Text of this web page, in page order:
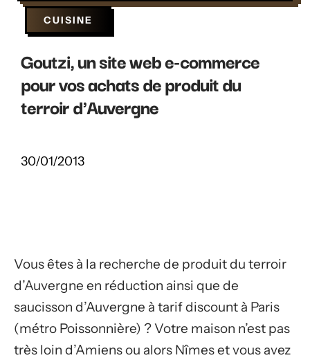
CUISINE
Goutzi, un site web e-commerce
pour vos achats de produit du
terroir d'Auvergne
30/01/2013
Vous êtes à la recherche de produit du terroir
d’Auvergne en réduction ainsi que de
saucisson d’Auvergne à tarif discount à Paris
(métro Poissonnière) ? Votre maison n’est pas
très loin d’Amiens ou alors Nîmes et vous avez